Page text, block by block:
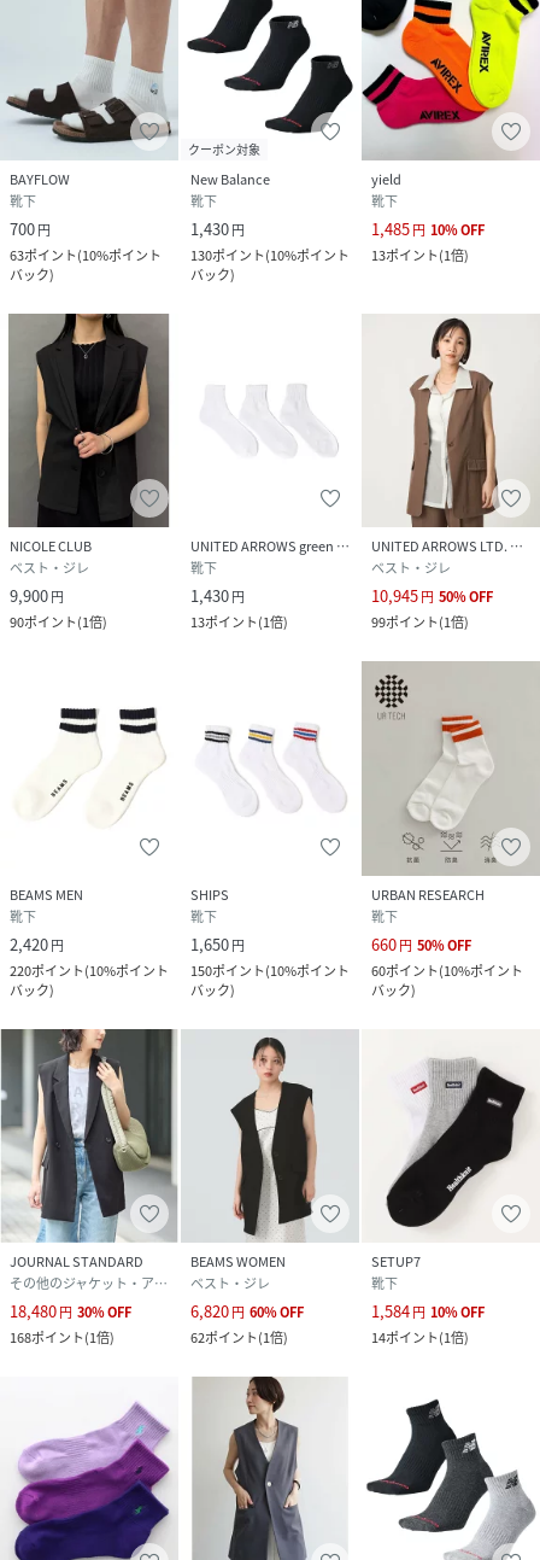
BAYFLOW
靴下
700円
63ポイント(10%ポイント
バック)
クーポン対象
New Balance
靴下
1,430円
130ポイント(10%ポイント
バック)
yield
靴下
1,485円 10%OFF
13ポイント(1倍)
NICOLE CLUB
ベスト・ジレ
9,900円
90ポイント(1倍)
UNITED ARROWS green label relaxing
靴下
1,430円
13ポイント(1倍)
UNITED ARROWS LTD. OUTLET
ベスト・ジレ
10,945円 50%OFF
99ポイント(1倍)
BEAMS MEN
靴下
2,420円
220ポイント(10%ポイント
バック)
SHIPS
靴下
1,650円
150ポイント(10%ポイント
バック)
URBAN RESEARCH
靴下
660円 50%OFF
60ポイント(10%ポイント
バック)
JOURNAL STANDARD
その他のジャケット・アウター
18,480円 30%OFF
168ポイント(1倍)
BEAMS WOMEN
ベスト・ジレ
6,820円 60%OFF
62ポイント(1倍)
SETUP7
靴下
1,584円 10%OFF
14ポイント(1倍)